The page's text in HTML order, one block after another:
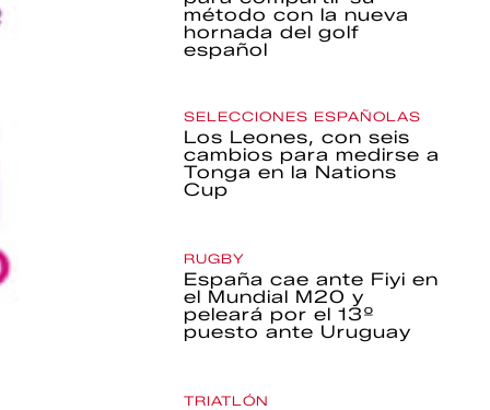
método con la nueva
hornada del golf
español
SELECCIONES ESPAÑOLAS
Los Leones, con seis
cambios para medirse a
Tonga en la Nations
Cup
RUGBY
España cae ante Fiyi en
el Mundial M20 y
peleará por el 13º
puesto ante Uruguay
TRIATLÓN